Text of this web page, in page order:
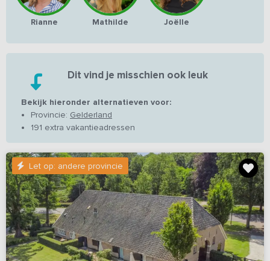
Rianne Mathilde Joëlle
Dit vind je misschien ook leuk
Bekijk hieronder alternatieven voor:
Provincie: Gelderland
191 extra vakantieadressen
Let op: andere provincie